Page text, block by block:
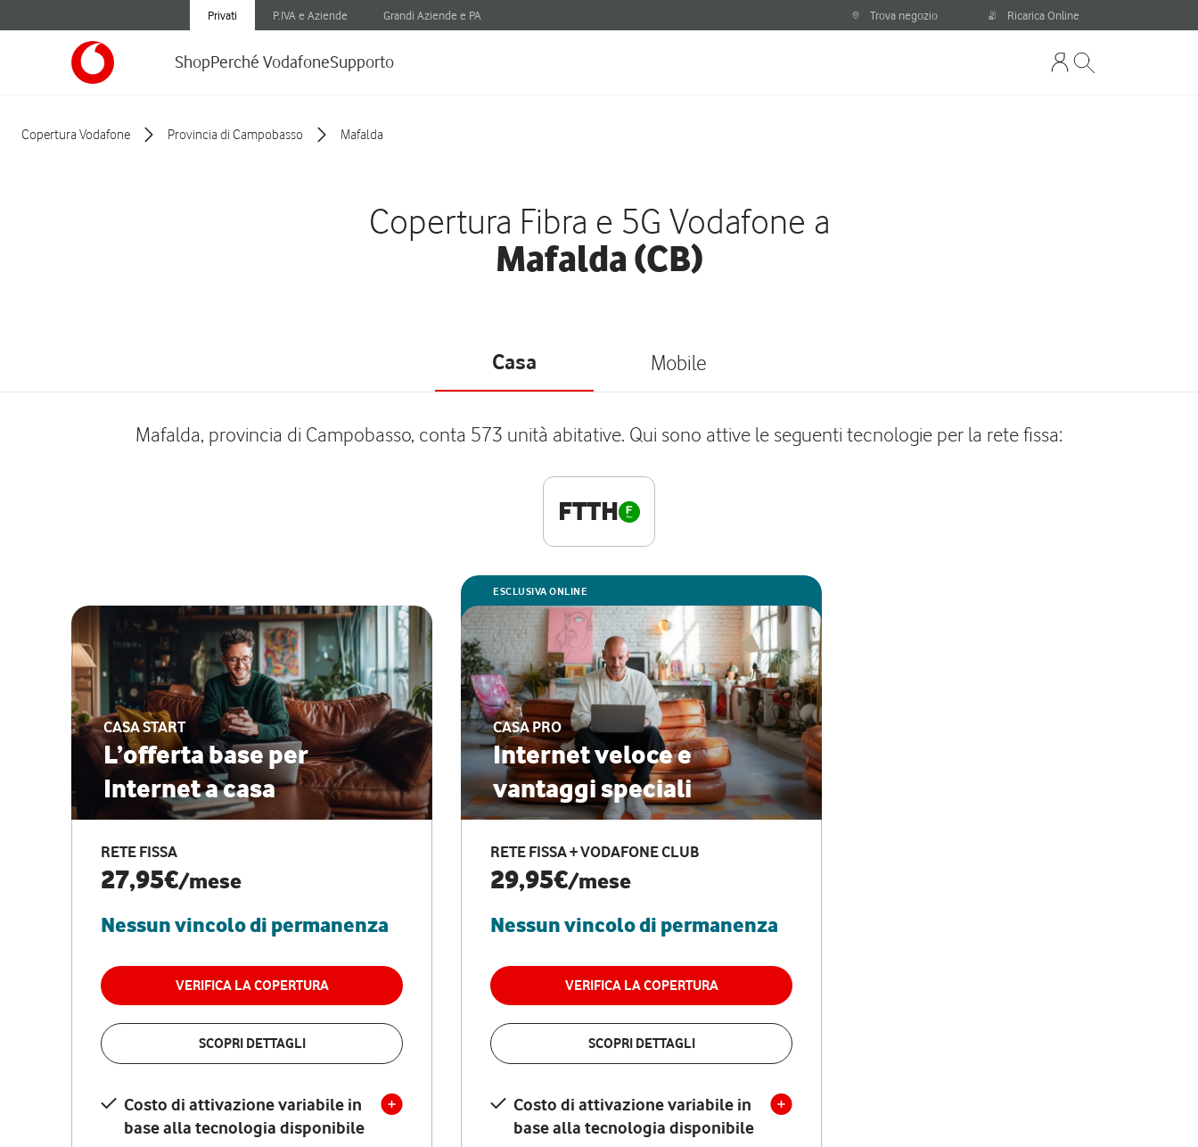
Privati P.IVA e Aziende Grandi Aziende e PA Trova negozio Ricarica Online
ShopPerché VodafoneSupporto
Copertura Vodafone Provincia di Campobasso Mafalda
Copertura Fibra e 5G Vodafone a
Mafalda (CB)
Casa Mobile
Mafalda, provincia di Campobasso, conta 573 unità abitative. Qui sono attive le seguenti tecnologie per la rete fissa:
FTTH
CASA START
L’offerta base per
Internet a casa
RETE FISSA
27,95€/mese
Nessun vincolo di permanenza
VERIFICA LA COPERTURA
SCOPRI DETTAGLI
Costo di attivazione variabile in
base alla tecnologia disponibile
ESCLUSIVA ONLINE
CASA PRO
Internet veloce e
vantaggi speciali
RETE FISSA + VODAFONE CLUB
29,95€/mese
Nessun vincolo di permanenza
VERIFICA LA COPERTURA
SCOPRI DETTAGLI
Costo di attivazione variabile in
base alla tecnologia disponibile